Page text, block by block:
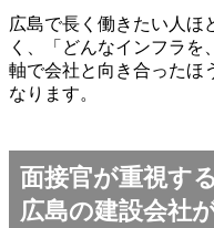
広島で長く働きたい人ほ
く、「どんなインフラを
軸で会社と向き合ったほ
なります。
面接官が重視す
広島の建設会社